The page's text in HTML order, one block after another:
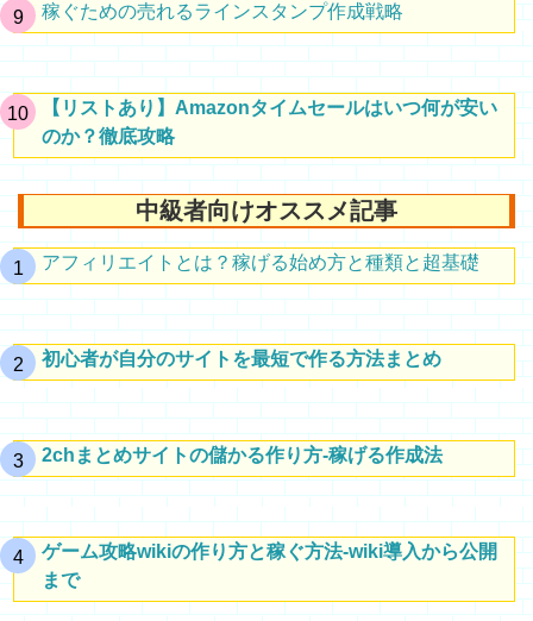
稼ぐための売れるラインスタンプ作成戦略
【リストあり】Amazonタイムセールはいつ何が安い
のか？徹底攻略
中級者向けオススメ記事
アフィリエイトとは？稼げる始め方と種類と超基礎
初心者が自分のサイトを最短で作る方法まとめ
2chまとめサイトの儲かる作り方-稼げる作成法
ゲーム攻略wikiの作り方と稼ぐ方法-wiki導入から公開
まで